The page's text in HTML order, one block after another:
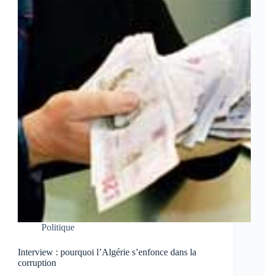
Politique
Interview : pourquoi l’Algérie s’enfonce dans la
corruption